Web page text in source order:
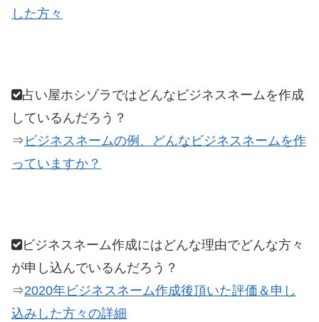
した方々
占い屋ホシゾラではどんなビジネスネームを作成
しているんだろう？
⇒ ビジネスネームの例、どんなビジネスネームを作
っていますか？
ビジネスネーム作成にはどんな理由でどんな方々
が申し込んでいるんだろう？
⇒2020年ビジネスネーム作成後頂いた評価＆申し
込みした方々の詳細